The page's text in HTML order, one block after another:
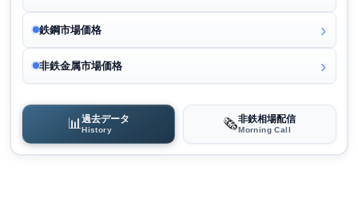
鉄鋼市場価格
非鉄金属市場価格
📊過去データ
History 🗞️非鉄相場配信
Morning Call